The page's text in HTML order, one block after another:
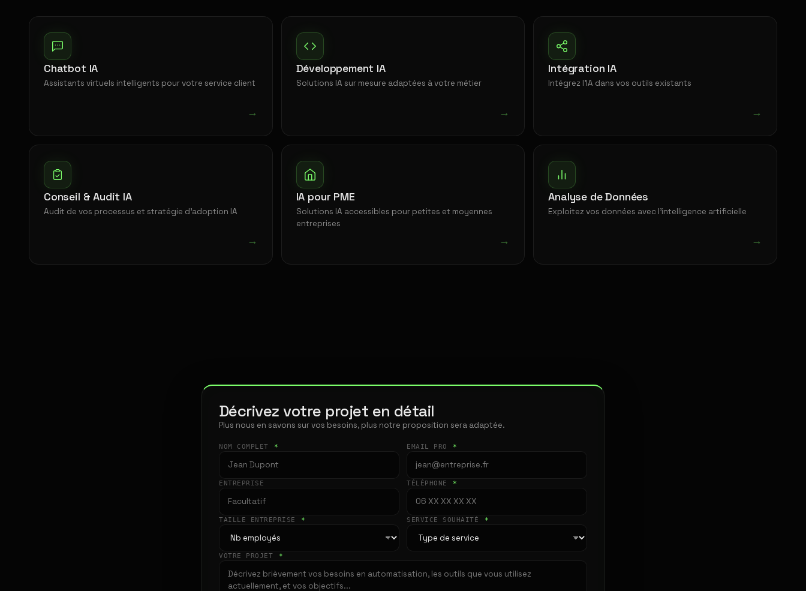
Chatbot IA
Assistants virtuels intelligents pour votre service client
→
Développement IA
Solutions IA sur mesure adaptées à votre métier
→
Intégration IA
Intégrez l'IA dans vos outils existants
→
Conseil & Audit IA
Audit de vos processus et stratégie d'adoption IA
→
IA pour PME
Solutions IA accessibles pour petites et moyennes
entreprises
→
Analyse de Données
Exploitez vos données avec l'intelligence artificielle
→
Décrivez votre projet en détail
Plus nous en savons sur vos besoins, plus notre proposition sera adaptée.
NOM COMPLET * EMAIL PRO *
ENTREPRISE TÉLÉPHONE *
TAILLE ENTREPRISE * SERVICE SOUHAITÉ *
VOTRE PROJET *